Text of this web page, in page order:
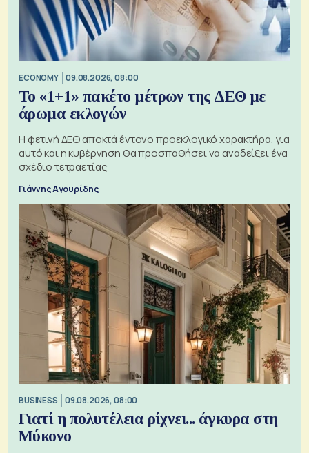
ECONOMY 09.08.2026, 08:00
Το «1+1» πακέτο μέτρων της ΔΕΘ με
άρωμα εκλογών
Η φετινή ΔΕΘ αποκτά έντονο προεκλογικό χαρακτήρα, για
αυτό και η κυβέρνηση θα προσπαθήσει να αναδείξει ένα
σχέδιο τετραετίας
Γιάννης Αγουρίδης
BUSINESS 09.08.2026, 08:00
Γιατί η πολυτέλεια ρίχνει... άγκυρα στη
Μύκονο